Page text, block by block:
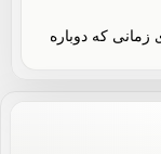
زمانی که دوباره